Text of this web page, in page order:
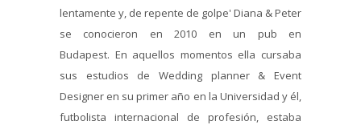
lentamente y, de repente de golpe' Diana & Peter
se conocieron en 2010 en un pub en
Budapest. En aquellos momentos ella cursaba
sus estudios de Wedding planner & Event
Designer en su primer año en la Universidad y él,
futbolista internacional de profesión, estaba